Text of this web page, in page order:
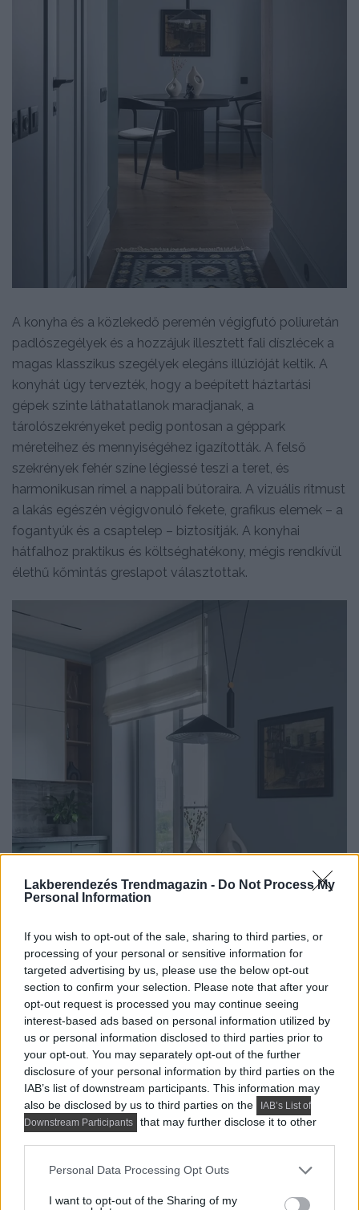
Lakberendezés Trendmagazin - Do Not Process My
Personal Information
If you wish to opt-out of the sale, sharing to third parties, or
processing of your personal or sensitive information for
targeted advertising by us, please use the below opt-out
section to confirm your selection. Please note that after your
opt-out request is processed you may continue seeing
interest-based ads based on personal information utilized by
us or personal information disclosed to third parties prior to
your opt-out. You may separately opt-out of the further
disclosure of your personal information by third parties on the
IAB’s list of downstream participants. This information may
also be disclosed by us to third parties on the
IAB’s List of
Downstream Participants
that may further disclose it to other
Please note that this website/app uses one or more Google
not limited to your visit or usage behaviour. You may click to
Personal Data Processing Opt Outs
I want to opt-out of the Sharing of my
A konyha és a közlekedő peremén végigfutó poliuretán
padlószegélyek és a hozzájuk illesztett fali díszlécek a
magas klasszikus szegélyek elegáns illúzióját keltik. A
konyhát úgy tervezték, hogy a beépített háztartási
gépek szinte láthatatlanok maradjanak, a
tárolószekrényeket pedig pontosan a géppark
méreteihez és mennyiségéhez igazították. A felső
szekrények fehér színe légiessé teszi a teret, és
harmonikusan rímel a nappali bútoraira. A vizuális ritmust
a lakás egészén végigvonuló fekete, grafikus elemek – a
fogantyúk és a csaptelep – biztosítják. A konyhai
hátfalhoz praktikus és költséghatékony, mégis rendkívül
élethű kőmintás greslapot választottak.